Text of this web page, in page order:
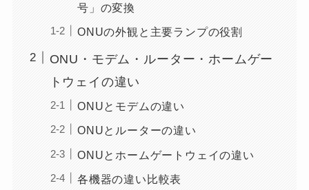
号」の変換
ONUの外観と主要ランプの役割
ONU・モデム・ルーター・ホームゲー
トウェイの違い
ONUとモデムの違い
ONUとルーターの違い
ONUとホームゲートウェイの違い
各機器の違い比較表